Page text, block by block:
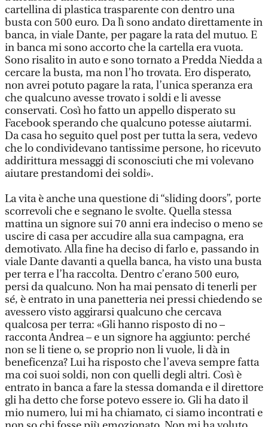
cartellina di plastica trasparente con dentro una
busta con 500 euro. Da lì sono andato direttamente in
banca, in viale Dante, per pagare la rata del mutuo. E
in banca mi sono accorto che la cartella era vuota.
Sono risalito in auto e sono tornato a Predda Niedda a
cercare la busta, ma non l’ho trovata. Ero disperato,
non avrei potuto pagare la rata, l’unica speranza era
che qualcuno avesse trovato i soldi e li avesse
conservati. Così ho fatto un appello disperato su
Facebook sperando che qualcuno potesse aiutarmi.
Da casa ho seguito quel post per tutta la sera, vedevo
che lo condividevano tantissime persone, ho ricevuto
addirittura messaggi di sconosciuti che mi volevano
aiutare prestandomi dei soldi».
La vita è anche una questione di “sliding doors”, porte
scorrevoli che e segnano le svolte. Quella stessa
mattina un signore sui 70 anni era indeciso o meno se
uscire di casa per accudire alla sua campagna, era
demotivato. Alla fine ha deciso di farlo e, passando in
viale Dante davanti a quella banca, ha visto una busta
per terra e l’ha raccolta. Dentro c’erano 500 euro,
persi da qualcuno. Non ha mai pensato di tenerli per
sé, è entrato in una panetteria nei pressi chiedendo se
avessero visto aggirarsi qualcuno che cercava
qualcosa per terra: «Gli hanno risposto di no –
racconta Andrea – e un signore ha aggiunto: perché
non se li tiene o, se proprio non li vuole, li dà in
beneficenza? Lui ha risposto che l’aveva sempre fatta
ma coi suoi soldi, non con quelli degli altri. Così è
entrato in banca a fare la stessa domanda e il direttore
gli ha detto che forse potevo essere io. Gli ha dato il
mio numero, lui mi ha chiamato, ci siamo incontrati e